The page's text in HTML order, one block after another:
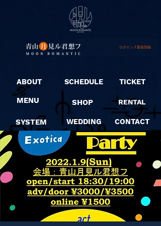
ログイン / 新規登録
ABOUT
MENU
SYSTEM
SCHEDULE
SHOP
WEDDING
TICKET
RENTAL
CONTACT